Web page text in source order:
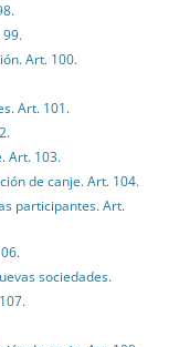
99.
Art. 100.
Art. 101.
Art. 103.
de canje. Art. 104.
participantes. Art.
sociedades.